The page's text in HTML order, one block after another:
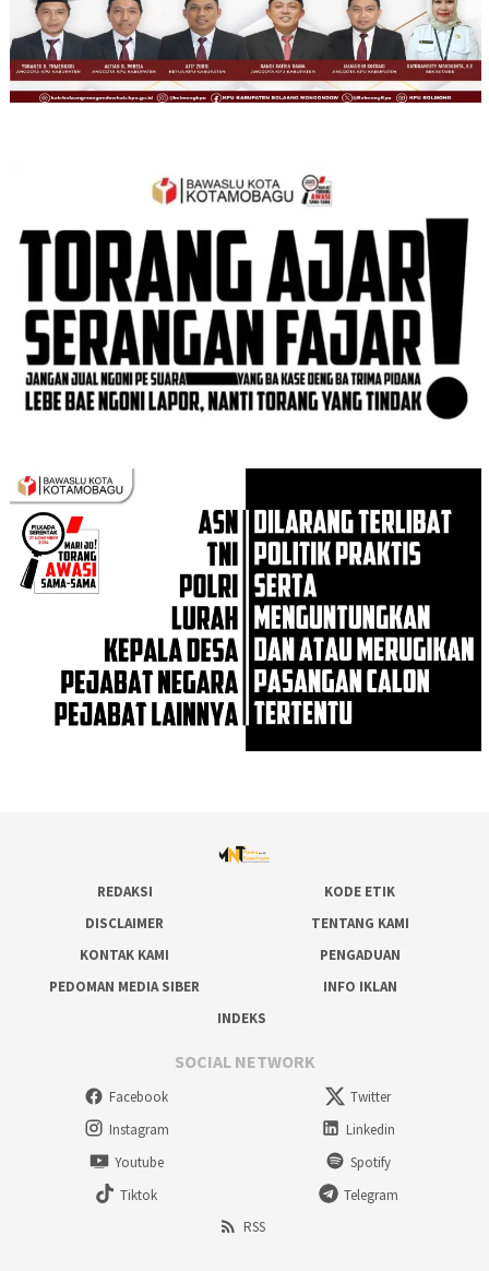
REDAKSI
KODE ETIK
DISCLAIMER
TENTANG KAMI
KONTAK KAMI
PENGADUAN
PEDOMAN MEDIA SIBER
INFO IKLAN
INDEKS
SOCIAL NETWORK
Facebook
Twitter
Instagram
Linkedin
Youtube
Spotify
Tiktok
Telegram
RSS